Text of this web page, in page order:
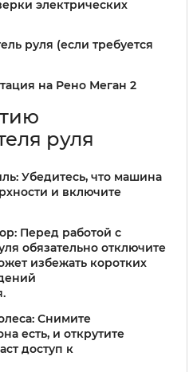
электрических
руля (если требуется
на Рено Меган 2
руля
Убедитесь, что машина
и включите
Перед работой с
обязательно отключите
избежать коротких
Снимите
есть, и открутите
доступ к